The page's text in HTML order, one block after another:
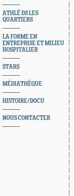
ATHLÉ DS LES
QUARTIERS
LA FORME EN
ENTREPRISE ET MILIEU
HOSPITALIER
STARS
MÉDIATHÈQUE
HISTOIRE/DOCU
NOUS CONTACTER